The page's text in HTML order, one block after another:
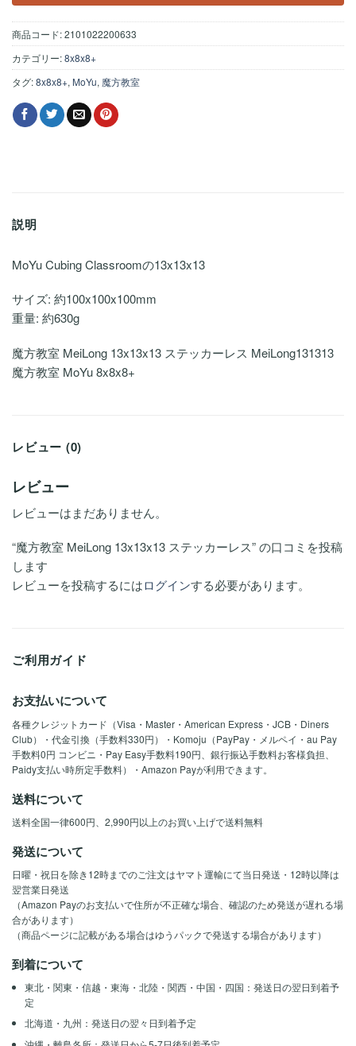
商品コード:2101022200633
カテゴリー:8x8x8+
タグ:8x8x8+, MoYu, 魔方教室
説明
MoYu Cubing Classroomの13x13x13
サイズ: 約100x100x100mm
重量: 約630g
魔方教室 MeiLong 13x13x13 ステッカーレス MeiLong131313
魔方教室 MoYu 8x8x8+
レビュー (0)
レビュー
レビューはまだありません。
“魔方教室 MeiLong 13x13x13 ステッカーレス” の口コミを投稿
します
レビューを投稿するにはログインする必要があります。
ご利用ガイド
お支払いについて
各種クレジットカード（Visa・Master・American Express・JCB・Diners
Club）・代金引換（手数料330円）・Komoju（PayPay・メルペイ・au Pay
手数料0円 コンビニ・Pay Easy手数料190円、銀行振込手数料お客様負担、
Paidy支払い時所定手数料）・Amazon Payが利用できます。
送料について
送料全国一律600円、2,990円以上のお買い上げで送料無料
発送について
日曜・祝日を除き12時までのご注文はヤマト運輸にて当日発送・12時以降は
翌営業日発送
（Amazon Payのお支払いで住所が不正確な場合、確認のため発送が遅れる場
合があります）
（商品ページに記載がある場合はゆうパックで発送する場合があります）
到着について
東北・関東・信越・東海・北陸・関西・中国・四国：発送日の翌日到着予
定
北海道・九州：発送日の翌々日到着予定